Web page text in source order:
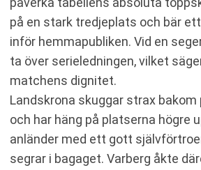
på en stark tredjeplats och bär
inför hemmapubliken. Vid en
ta över serieledningen, vilket
matchens dignitet.
Landskrona skuggar strax
och har häng på platserna högre
anländer med ett gott
segrar i bagaget. Varberg åkte